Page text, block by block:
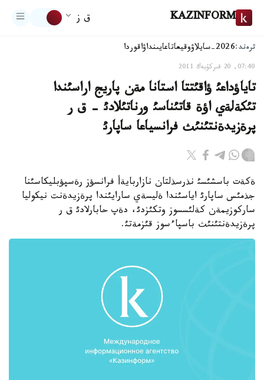
KAZINFORM ق ز
ترەند:2026-سايلاۋ وقيعاتاعايىنداۋاقوردا
07:40, 20 قىركۇيەك 2011
تاياؤداعئ ؤاقئتتا استانا مةن پاريج اراسئندا
تئكةلةي اؤة قاتئناسئ ورناتئلادئ - ق ر
پرةزيدةنتئنئث فرانسياعا ساپارئ
ةكةت باسشئسئ نذرسذلتان نازاربايةأ فرانسؤز رةسپؤبليكاسئنا
جذمئس ساپارئ اياسئندا ةليسةي سارايئندا پرةزيدةنت نيكوليا
ساركوزيمةن كةلئسسوز وتكئزدئ، دةپ حابارلادئ ق ر
پرةزيدةنتئنئث باسپاءسوز قئزمةتئ.